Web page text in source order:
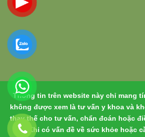
Thông tin trên website này chỉ mang
không được xem là tư vấn y khoa và
thay thế cho tư vấn, chẩn đoán hoặc
tế. Khi có vấn đề về sức khỏe hoặc